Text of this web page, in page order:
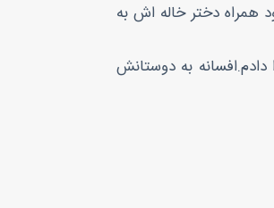
همراه دختر خاله اش به
به دوستانش